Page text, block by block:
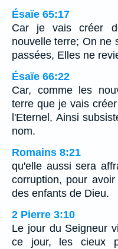
Ésaïe 65:17
Car je vais créer
nouvelle terre; On ne
passées, Elles ne
Ésaïe 66:22
Car, comme les
terre que je vais
l'Eternel, Ainsi
nom.
Romains 8:21
qu'elle aussi sera
corruption, pour
des enfants de Dieu.
2 Pierre 3:10
Le jour du Seigneur
ce jour, les cieux